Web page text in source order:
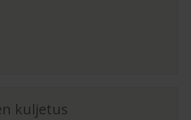
kuljetus